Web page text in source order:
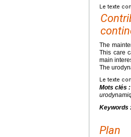
Le texte
The
This care
main
The
Le texte
Mots clés :
Keywords
Plan